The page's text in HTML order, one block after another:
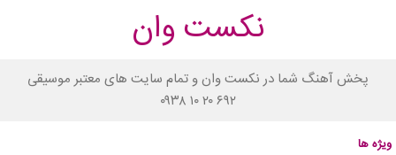
نکست وان
پخش آهنگ شما در نکست وان و تمام سایت های معتبر موسیقی
۰۹۳۸ ۱۰ ۲۰ ۶۹۲
ویژه ها